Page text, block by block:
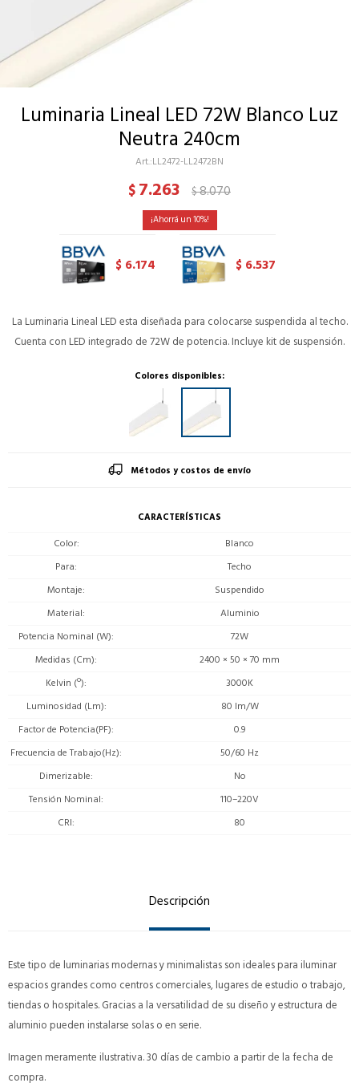
Luminaria Lineal LED 72W Blanco Luz
Neutra 240cm
LL2472-LL2472BN
$7.263 $8.070
10
$ 6.174 $ 6.537
La Luminaria Lineal LED esta diseñada para colocarse suspendida al techo.
Cuenta con LED integrado de 72W de potencia. Incluye kit de suspensión.
Colores disponibles:
Métodos y costos de envío
CARACTERÍSTICAS
Color
Blanco
Para
Techo
Montaje
Suspendido
Material
Aluminio
Potencia Nominal (W)
72W
Medidas (Cm)
2400 × 50 × 70 mm
Kelvin (º)
3000K
Luminosidad (Lm)
80 lm/W
Factor de Potencia(PF)
0.9
Frecuencia de Trabajo(Hz)
50/60 Hz
Dimerizable
No
Tensión Nominal
110–220V
CRI
80
Descripción
Este tipo de luminarias modernas y minimalistas son ideales para iluminar
espacios grandes como centros comerciales, lugares de estudio o trabajo,
tiendas o hospitales. Gracias a la versatilidad de su diseño y estructura de
aluminio pueden instalarse solas o en serie.
Imagen meramente ilustrativa. 30 días de cambio a partir de la fecha de
compra.